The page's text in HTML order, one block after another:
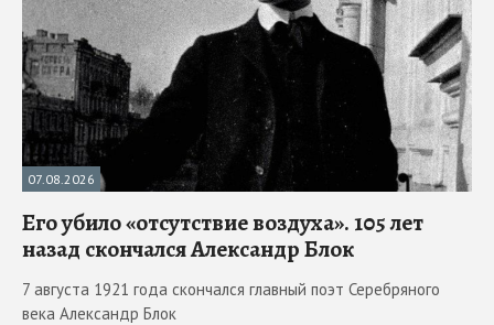
07.08.2026
Его убило «отсутствие воздуха». 105 лет
назад скончался Александр Блок
7 августа 1921 года скончался главный поэт Серебряного
века Александр Блок